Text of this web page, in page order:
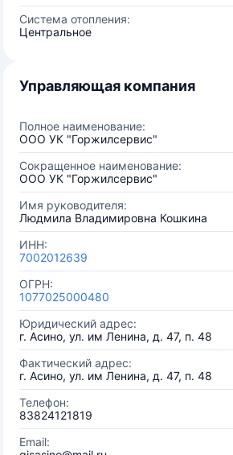
Система отопления:
Центральное
Управляющая компания
Полное наименование:
ООО УК "Горжилсервис"
Сокращенное наименование:
ООО УК "Горжилсервис"
Имя руководителя:
Людмила Владимировна Кошкина
ИНН:
7002012639
ОГРН:
1077025000480
Юридический адрес:
г. Асино, ул. им Ленина, д. 47, п. 48
Фактический адрес:
г. Асино, ул. им Ленина, д. 47, п. 48
Телефон:
83824121819
Email: